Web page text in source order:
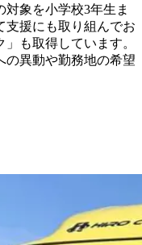
象を小学校3年生ま
支援にも取り組んでお
も取得しています。
の異動や勤務地の希望